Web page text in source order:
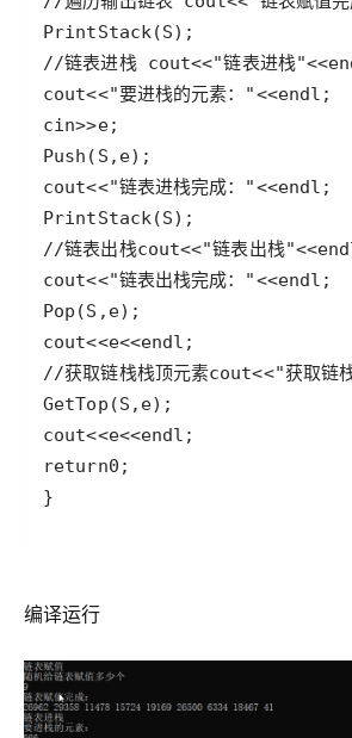
PrintStack(S
//链表进栈 cout<<"链表进栈"<<
cout<<"要进栈的元素："<<endl
cin>>e
Push ( S , e
cout<<"链表进栈完成："<<endl
PrintStack(S
//链表出栈cout<<"链表出栈"<<
cout<<"链表出栈完成："<<endl
Pop (S , e
cout<<e<<endl
//获取链栈栈顶元素cout<<"获取链
GetTop (S , e
cout<<e<<endl
return0
编译运行